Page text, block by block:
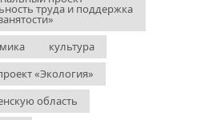
труда и поддержка
культура
«Экология»
область